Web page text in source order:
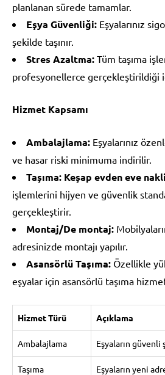
planlanan sürede tamamlar.
Eşya Güvenliği: Eşyalarınız
şekilde taşınır.
Stres Azaltma: Tüm taşıma
profesyonellerce gerçekleştirildiği
Hizmet Kapsamı
Ambalajlama: Eşyalarınız
ve hasar riski minimuma indirilir.
Taşıma: Keşap evden eve
işlemlerini hijyen ve güvenlik
gerçekleştirir.
Montaj/De montaj:
adresinizde montajı yapılır.
Asansörlü Taşıma: Özellikle
eşyalar için asansörlü taşıma
Hizmet Türü Açıklama
Ambalajlama Eşyaların
Taşıma Eşyaların yeni